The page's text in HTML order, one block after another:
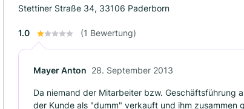
Stettiner Straße 34, 33106 Paderborn
1.0 (1 Bewertung)
Mayer Anton 28. September 2013
Da niemand der Mitarbeiter bzw. Geschäftsführung
der Kunde als "dumm" verkauft und ihm zusammen